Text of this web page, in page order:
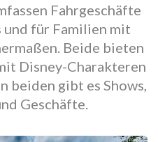
Fahrgeschäfte
für Familien mit
Beide bieten
Disney-Charakteren
beiden gibt es Shows,
Geschäfte.